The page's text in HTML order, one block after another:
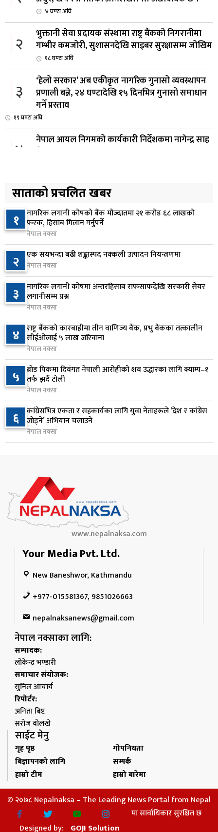
४ घण्टा अघि
२
भुक्तानी सेवा प्रदायक संस्थामा राष्ट्र बैंकको निगरानीमा
गम्भीर कमजोरी, सुशासनदेखि साइबर सुरक्षासम्म जोखिम
१८ घण्टा अघि
३
‘हेलो सरकार’ अब एकीकृत नागरिक गुनासो व्यवस्थापन
प्रणाली बन्ने, २४ घण्टादेखि १५ दिनभित्र गुनासो समाधान
गर्ने प्रस्ताव
१९ घण्टा अघि
४
नेपाल आयल निगमको कार्यकारी निर्देशकमा नागेन्द्र साह
५
अनलाइन सेवा विस्तारलाई प्राथमिकता दिँदै त्रिभुवन
विश्वविद्यालयले नयाँ नीति तथा कार्यक्रम ल्याउने
२१ घण्टा अघि
६
सरकारद्वारा राष्ट्रसेवक कर्मचारीको नयाँ तलबमान
स्वीकृत, न्यूनतम तलब २८ हजार ९८४ रुपैयाँ
२१ घण्टा अघि
७
सिद्धबाबा सुरुङ निर्माणमा ३ अर्ब १ करोड खर्च, २०८३
फागुनको समयसीमा
१ दिन अघि
८
निम्सदाइसहित चार पर्वतारोहीको शव बेस क्याम्पमा
ल्याइयो
१ दिन अघि
९
सुनसरी र सिरहाका घटनाका पीडितलाई राहत र उपचार
दिने सरकारको निर्णय
१ दिन अघि
१०
कृषि क्षेत्रलाई आत्मनिर्भर बनाउने लक्ष्यसहित राष्ट्रिय कृषि
नीति २०८३ जारी
साताको प्रचलित खबर
१ नागरिक लगानी कोषको बैंक मौज्दातमा २१ करोड ६८ लाखको
फरक, हिसाब मिलान गर्नुपर्ने
नेपाल नक्सा
२ एक सयभन्दा बढी शङ्कास्पद नक्कली उत्पादन नियन्त्रणमा
नेपाल नक्सा
३ नागरिक लगानी कोषमा अन्तरहिसाब राफसाफदेखि सरकारी सेयर
लगानीसम्म प्रश्न
नेपाल नक्सा
४ राष्ट्र बैंकको कारबाहीमा तीन वाणिज्य बैंक, प्रभु बैंकका तत्कालीन
सीईओलाई ५ लाख जरिवाना
नेपाल नक्सा
५ ब्रोड पिकमा दिवंगत नेपाली आरोहीको शव उद्धारका लागि क्याम्प–१
तर्फ झर्दै टोली
नेपाल नक्सा
६ कांग्रेसभित्र एकता र सहकार्यका लागि युवा नेताहरूले ‘देश र कांग्रेस
जोड्ने’ अभियान चलाउने
नेपाल नक्सा
www.nepalnaksa.com
Your Media Pvt. Ltd.
New Baneshwor, Kathmandu
+977-015581367, 9851026663
nepalnaksanews@gmail.com
नेपाल नक्साका लागि:
सम्पादक:
लोकेन्द्र भण्डारी
समाचार संयोजक:
सुनिल आचार्य
रिपोर्टर:
अनिता बिष्ट
सरोज वोलखे
साईट मेनु
गृह पृष्ठ
गोपनियता
बिज्ञापनको लागि
सम्पर्क
हाम्रो टीम
हाम्रो बारेमा
© २०७८ Nepalnaksa – The Leading News Portal from Nepal
मा सार्वाधिकार सुरक्षित छ
Designed by: GOJI Solution